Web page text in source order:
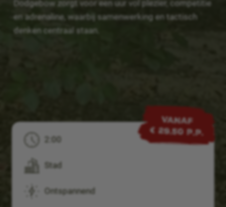
Dodgebow zorgt voor een uur vol plezier, competitie
en adrenaline, waarbij samenwerking en tactisch
denken centraal staan.
VANAF
€ 29,50 p.p.
2:00
Stad
Ontspannend